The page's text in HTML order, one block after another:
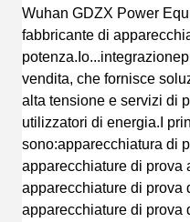
Wuhan GDZX Power
fabbricante di
potenza. Io...integrazione
vendita, che fornisce
alta tensione e servizi di
utilizzatori di energia. I
sono:apparecchiatura di
apparecchiature di prova
apparecchiature di prova
apparecchiature di prova